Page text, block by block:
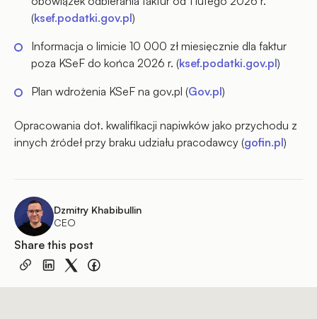
(ksef.podatki.gov.pl)
Informacja o limicie 10 000 zł miesięcznie dla faktur
poza KSeF do końca 2026 r. (ksef.podatki.gov.pl)
Plan wdrożenia KSeF na gov.pl (Gov.pl)
Opracowania dot. kwalifikacji napiwków jako przychodu z
innych źródeł przy braku udziału pracodawcy (gofin.pl)
Dzmitry Khabibullin
CEO
Share this post